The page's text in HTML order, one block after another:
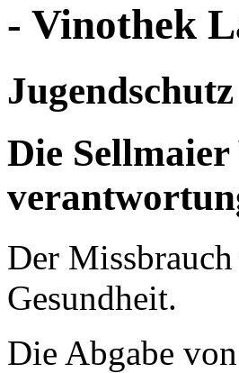
- Vinothek
Die
Der
Gesundheit.
Die Abgabe